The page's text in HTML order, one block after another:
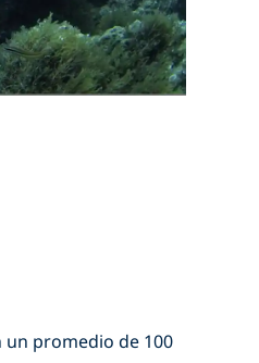
un promedio de 100